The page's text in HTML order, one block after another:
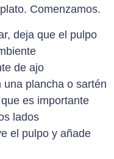
Comenzamos.
deja que el pulpo
de ajo
plancha o sartén
es importante
lados
el pulpo y añade